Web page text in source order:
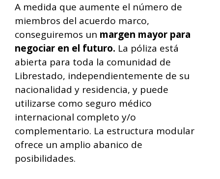
A medida que aumente el número de
miembros del acuerdo marco,
conseguiremos un margen mayor para
negociar en el futuro. La póliza está
abierta para toda la comunidad de
Librestado, independientemente de su
nacionalidad y residencia, y puede
utilizarse como seguro médico
internacional completo y/o
complementario. La estructura modular
ofrece un amplio abanico de
posibilidades.